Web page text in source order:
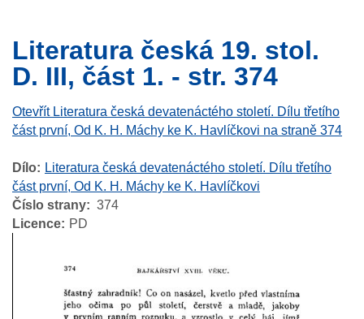
Literatura česká 19. stol.
D. III, část 1. - str. 374
Otevřít Literatura česká devatenáctého století. Dílu třetího
část první, Od K. H. Máchy ke K. Havlíčkovi na straně 374
Dílo
Literatura česká devatenáctého století. Dílu třetího
část první, Od K. H. Máchy ke K. Havlíčkovi
Číslo strany
374
Licence
PD